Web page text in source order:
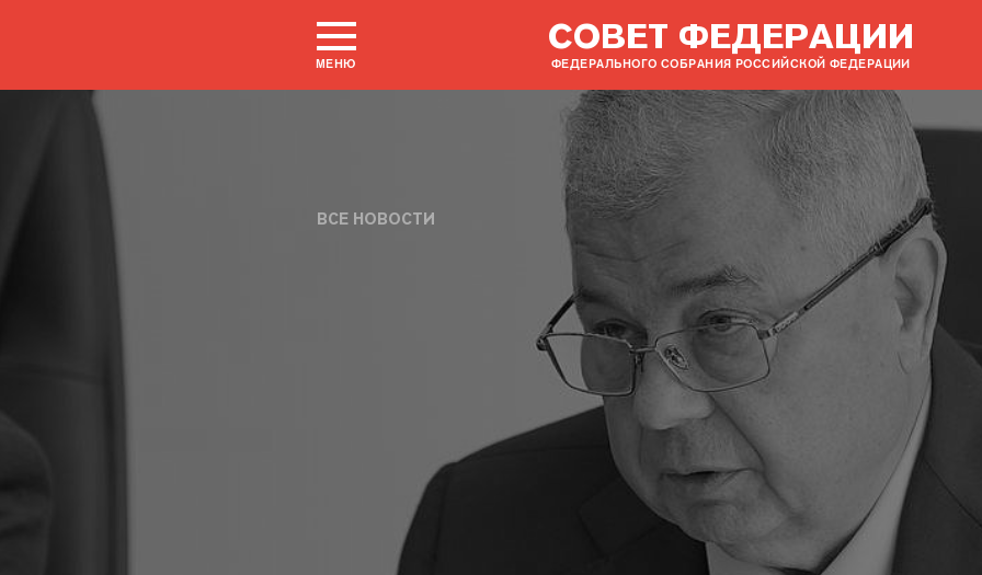
МЕНЮ
СОВЕТ ФЕДЕРАЦИИ
ФЕДЕРАЛЬНОГО СОБРАНИЯ РОССИЙСКОЙ ФЕДЕРАЦИИ
ВСЕ НОВОСТИ